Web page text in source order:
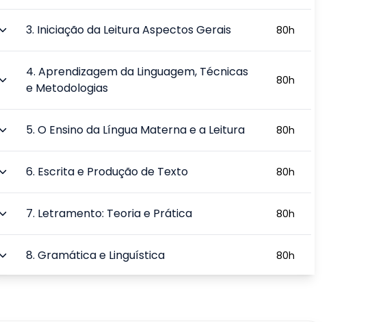
3. Iniciação da Leitura Aspectos Gerais 80h
4.Aprendizagem da Linguagem, Técnicas
e Metodologias
80h
5.O Ensino da Língua Materna e a Leitura 80h
6. Escrita e Produção de Texto 80h
7. Letramento: Teoria e Prática 80h
8.Gramática e Linguística 80h